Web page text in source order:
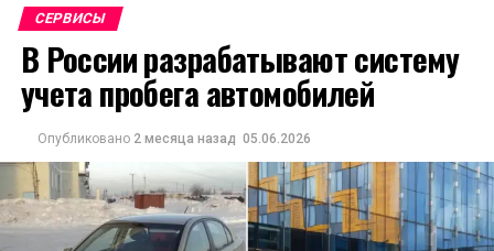
СЕРВИСЫ
В России разрабатывают систему
учета пробега автомобилей
Опубликовано 2 месяца назад 05.06.2026